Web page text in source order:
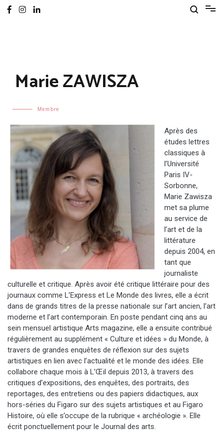
Marie ZAWISZA
Membre
Après des
études lettres
classiques à
l’Université
Paris IV-
Sorbonne,
Marie Zawisza
met sa plume
au service de
l’art et de la
littérature
depuis 2004, en
tant que
journaliste
culturelle et critique. Après avoir été critique littéraire pour des
journaux comme L’Express et Le Monde des livres, elle a écrit
dans de grands titres de la presse nationale sur l’art ancien, l’art
moderne et l’art contemporain. En poste pendant cinq ans au
sein mensuel artistique Arts magazine, elle a ensuite contribué
régulièrement au supplément « Culture et idées » du Monde, à
travers de grandes enquêtes de réflexion sur des sujets
artistiques en lien avec l’actualité et le monde des idées. Elle
collabore chaque mois à L’Œil depuis 2013, à travers des
critiques d’expositions, des enquêtes, des portraits, des
reportages, des entretiens ou des papiers didactiques, aux
hors-séries du Figaro sur des sujets artistiques et au Figaro
Histoire, où elle s’occupe de la rubrique « archéologie ». Elle
écrit ponctuellement pour le Journal des arts.